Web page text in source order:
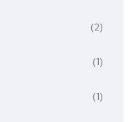
(2)
(1)
(1)